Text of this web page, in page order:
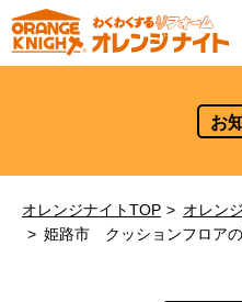
お
オレンジナイトTOP
オレン
姫路市 クッションフロア